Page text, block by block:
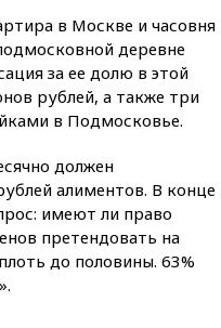
в Москве и часовня
деревне
за ее долю в этой
рублей, а также три
в Подмосковье.
должен
алиментов. В конце
имеют ли право
претендовать на
до половины. 63%